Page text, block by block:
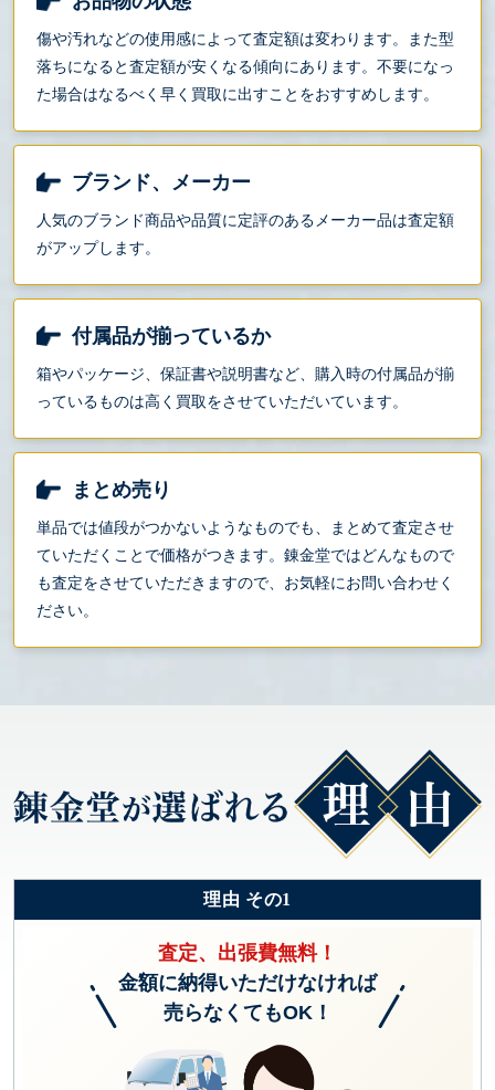
傷や汚れなどの使用感によって査定額は変わります。また型
落ちになると査定額が安くなる傾向にあります。不要になっ
た場合はなるべく早く買取に出すことをおすすめします。
ブランド、メーカー
人気のブランド商品や品質に定評のあるメーカー品は査定額
がアップします。
付属品が揃っているか
箱やパッケージ、保証書や説明書など、購入時の付属品が揃
っているものは高く買取をさせていただいています。
まとめ売り
単品では値段がつかないようなものでも、まとめて査定させ
ていただくことで価格がつきます。錬金堂ではどんなもので
も査定をさせていただきますので、お気軽にお問い合わせく
ださい。
理由 その1
査定、出張費無料！
金額に納得いただけなければ
売らなくてもOK！